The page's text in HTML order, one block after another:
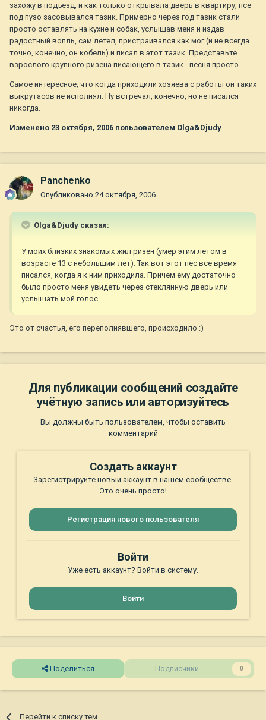
захожу в подъезд, и как только открывала дверь в квартиру, псе
под пузо засовывался тазик. Примерно через год тазик стали
просто оставлять на кухне и собак, услышав меня и издав
радостный вопль, сам летел, пристраивался как мог (и не всегда
точно, конечно, он кобель) и писал в этот тазик. Представьте
взрослого крупного ризена писающего в тазик - песня просто...
Самое интересное, что когда приходили хозяева с работы он таких
выкрутасов не исполнял. Ну встречал, конечно, но не писался
никогда.
Изменено 23 октября, 2006 пользователем Olga&Djudy
Panchenko
Опубликовано 24 октября, 2006
Olga&Djudy сказал:
У моих близких знакомых жил ризен (умер этим летом в
возрасте 13 с небольшим лет). Так вот этот пес все время
писался, когда я к ним приходила. Причем ему достаточно
было просто меня увидеть через стеклянную дверь или
услышать мой голос.
Это от счастья, его переполнявшего, происходило :)
Для публикации сообщений создайте
учётную запись или авторизуйтесь
Вы должны быть пользователем, чтобы оставить
комментарий
Создать аккаунт
Зарегистрируйте новый аккаунт в нашем сообществе.
Это очень просто!
Регистрация нового пользователя
Войти
Уже есть аккаунт? Войти в систему.
Войти
Поделиться Подписчики 0
Перейти к списку тем